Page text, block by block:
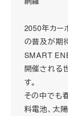
2050年カー
の普及が期
SMART
開催される
す。
その中でも
料電池、太